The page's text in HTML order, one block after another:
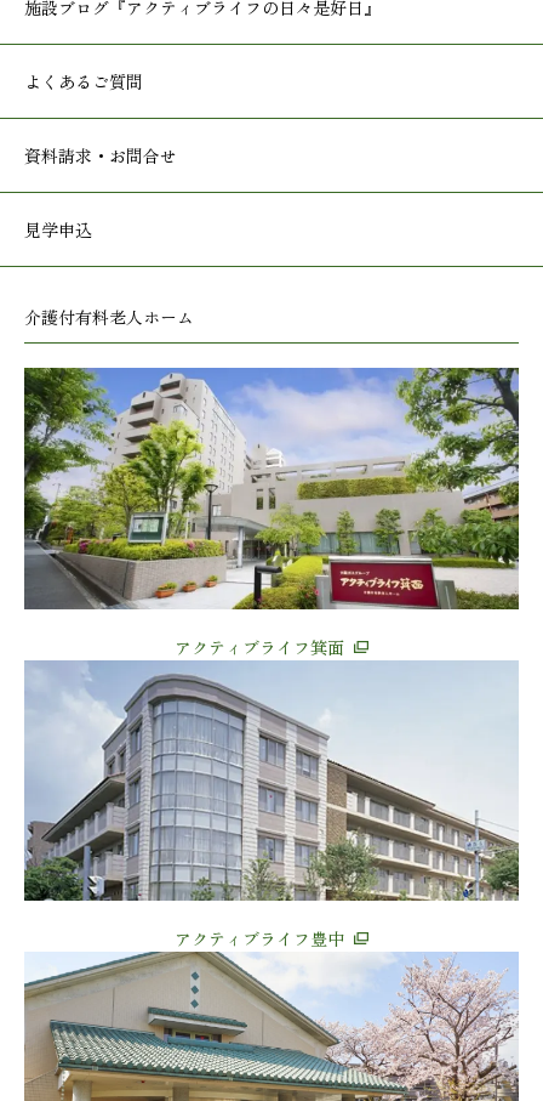
施設ブログ 『アクティブライフの日々是好日』
よくあるご質問
資料請求・お問合せ
見学申込
介護付有料老人ホーム
アクティブライフ箕面
アクティブライフ豊中